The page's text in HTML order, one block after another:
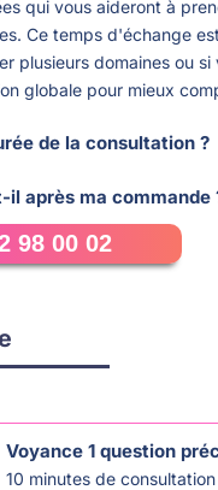
qui vous aideront à
Ce temps d'échange
plusieurs domaines ou si
globale pour mieux
de la consultation ?
questions et de recevoir
temps est optimisé pour
divers aspects de votre
d'ensemble et des
il après ma commande
passée, vous
les détails de votre
immédiatement, si
un rendez-vous à
vous à poser toutes les
nous explorerons
vous offrir des
98 00 02
Voyance 1 question
10 minutes de consultation